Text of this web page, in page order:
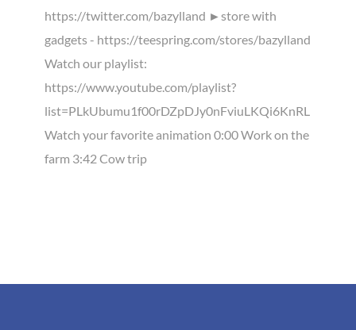
https://twitter.com/bazylland ►store with
gadgets - https://teespring.com/stores/bazylland
Watch our playlist:
https://www.youtube.com/playlist?
list=PLkUbumu1f00rDZpDJy0nFviuLKQi6KnRL
Watch your favorite animation 0:00 Work on the
farm 3:42 Cow trip